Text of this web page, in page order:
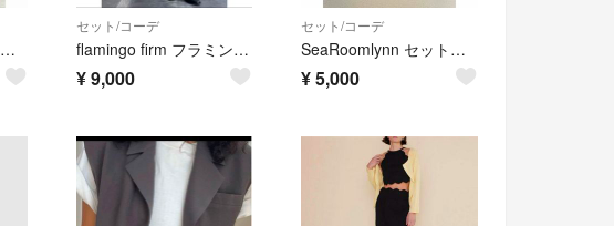
シールームリンSセットアップ アリシアスタンZARAロンハーマン マウジー
セット/コーデ
flamingo firm フラミンゴ リブ編みオフタートルニット スカート
¥9,000
セット/コーデ
SeaRoomlynn セットアップ
¥5,000